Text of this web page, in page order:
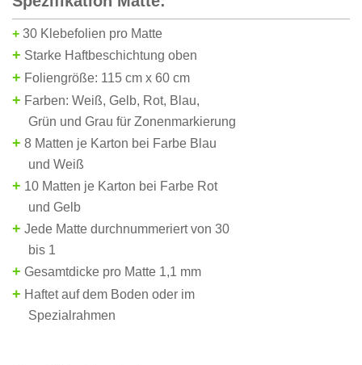
+ 30 Klebefolien pro Matte
+ Starke Haftbeschichtung oben
+ Foliengröße: 115 cm x 60 cm
+ Farben: Weiß, Gelb, Rot, Blau,
Grün und Grau für Zonenmarkierung
+ 8 Matten je Karton bei Farbe Blau
und Weiß
+ 10 Matten je Karton bei Farbe Rot
und Gelb
+ Jede Matte durchnummeriert von 30
bis 1
+ Gesamtdicke pro Matte 1,1 mm
+ Haftet auf dem Boden oder im
Spezialrahmen